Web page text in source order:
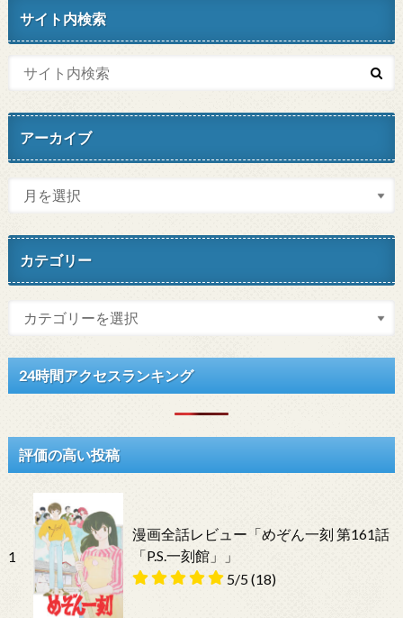
サイト内検索
アーカイブ
カテゴリー
24時間アクセスランキング
評価の高い投稿
1
漫画全話レビュー「めぞん一刻 第161話
「P.S.一刻館」」
5/5(18)